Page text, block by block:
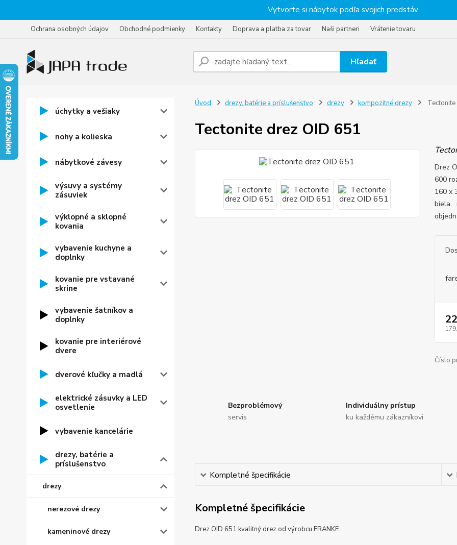
Vytvorte si nábytok podľa svojich predstáv
Ochrana osobných údajov Obchodné podmienky Kontakty Doprava a platba za tovar Naši partneri Vrátenie tovaru
Hľadať
úchytky a vešiaky
nohy a kolieska
nábytkové závesy
výsuvy a systémy
zásuviek
výklopné a sklopné
kovania
vybavenie kuchyne a
doplnky
kovanie pre vstavané
skrine
vybavenie šatníkov a
doplnky
kovanie pre interiérové
dvere
dverové kľučky a madlá
elektrické zásuvky a LED
osvetlenie
vybavenie kancelárie
drezy, batérie a
príslušenstvo
drezy
nerezové drezy
kameninové drezy
Úvod drezy, batérie a príslušenstvo drezy kompozitné drezy
Tectonite drez OID 651
Drez
600
160 x
biela
Číslo
Bezproblémový
servis
Individuálny prístup
ku každému zákazníkovi
Kompletné špecifikácie
Kompletné špecifikácie
Drez OID 651 kvalitný drez od výrobcu FRANKE